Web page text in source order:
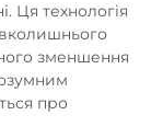
Ця технологія
зменшення
про